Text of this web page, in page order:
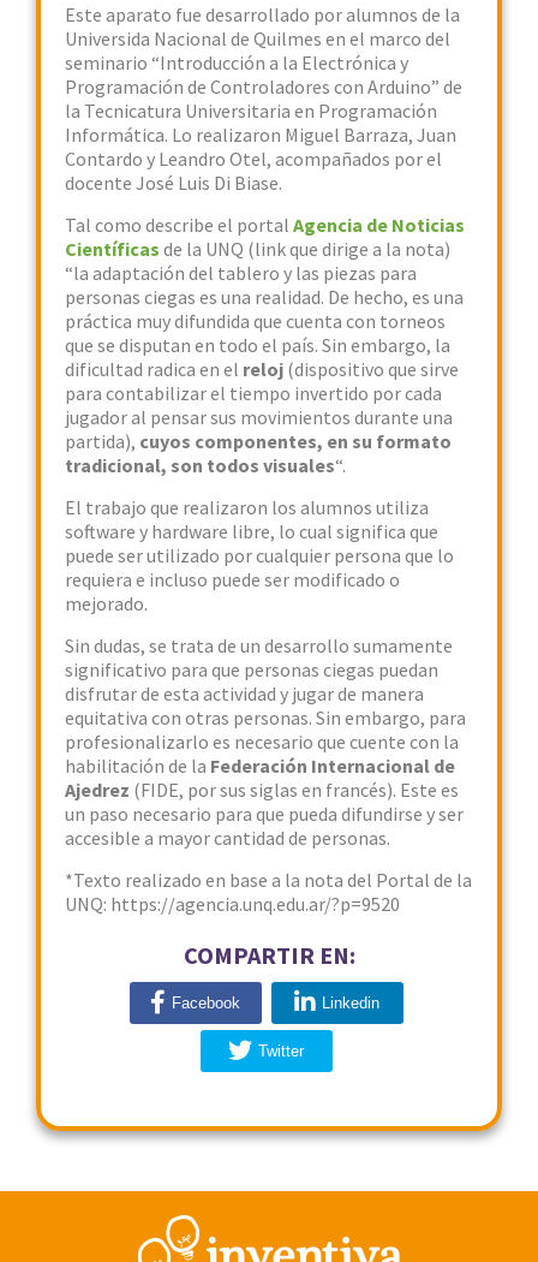
Este aparato fue desarrollado por alumnos de la
Universida Nacional de Quilmes en el marco del
seminario “Introducción a la Electrónica y
Programación de Controladores con Arduino” de
la Tecnicatura Universitaria en Programación
Informática. Lo realizaron Miguel Barraza, Juan
Contardo y Leandro Otel, acompañados por el
docente José Luis Di Biase.
Tal como describe el portal Agencia de Noticias
Científicas de la UNQ (link que dirige a la nota)
“la adaptación del tablero y las piezas para
personas ciegas es una realidad. De hecho, es una
práctica muy difundida que cuenta con torneos
que se disputan en todo el país. Sin embargo, la
dificultad radica en el reloj (dispositivo que sirve
para contabilizar el tiempo invertido por cada
jugador al pensar sus movimientos durante una
partida), cuyos componentes, en su formato
tradicional, son todos visuales“.
El trabajo que realizaron los alumnos utiliza
software y hardware libre, lo cual significa que
puede ser utilizado por cualquier persona que lo
requiera e incluso puede ser modificado o
mejorado.
Sin dudas, se trata de un desarrollo sumamente
significativo para que personas ciegas puedan
disfrutar de esta actividad y jugar de manera
equitativa con otras personas. Sin embargo, para
profesionalizarlo es necesario que cuente con la
habilitación de la Federación Internacional de
Ajedrez (FIDE, por sus siglas en francés). Este es
un paso necesario para que pueda difundirse y ser
accesible a mayor cantidad de personas.
*Texto realizado en base a la nota del Portal de la
UNQ: https://agencia.unq.edu.ar/?p=9520
COMPARTIR EN:
Facebook Linkedin
Twitter